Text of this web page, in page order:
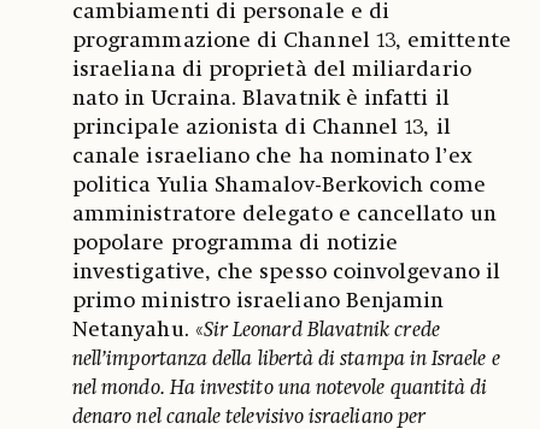
cambiamenti di personale e di
programmazione di Channel 13, emittente
israeliana di proprietà del miliardario
nato in Ucraina. Blavatnik è infatti il
principale azionista di Channel 13, il
canale israeliano che ha nominato l’ex
politica Yulia Shamalov-Berkovich come
amministratore delegato e cancellato un
popolare programma di notizie
investigative, che spesso coinvolgevano il
primo ministro israeliano Benjamin
Netanyahu. «Sir Leonard Blavatnik crede
nell’importanza della libertà di stampa in Israele e
nel mondo. Ha investito una notevole quantità di
denaro nel canale televisivo israeliano per